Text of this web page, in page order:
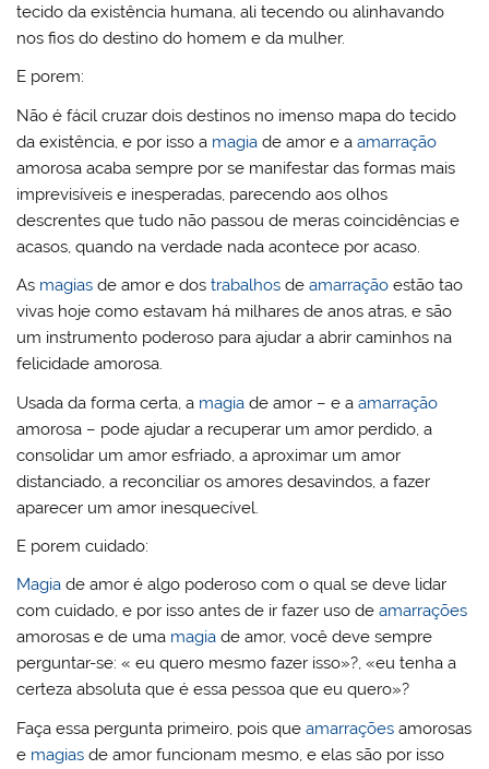
tecido da existência humana, ali tecendo ou alinhavando
nos fios do destino do homem e da mulher.
E porem:
Não é fácil cruzar dois destinos no imenso mapa do tecido
da existência, e por isso a magia de amor e aamarração
amorosa acaba sempre por se manifestar das formas mais
imprevisíveis e inesperadas, parecendo aos olhos
descrentes que tudo não passou de meras coincidências e
acasos, quando na verdade nada acontece por acaso.
As magias de amor e dostrabalhos deamarração estão tao
vivas hoje como estavam há milhares de anos atras, e são
um instrumento poderoso para ajudar a abrir caminhos na
felicidade amorosa.
Usada da forma certa, a magia de amor – e aamarração
amorosa – pode ajudar a recuperar um amor perdido, a
consolidar um amor esfriado, a aproximar um amor
distanciado, a reconciliar os amores desavindos, a fazer
aparecer um amor inesquecível.
E porem cuidado:
Magia de amor é algo poderoso com o qual se deve lidar
com cuidado, e por isso antes de ir fazer uso deamarrações
amorosas e de uma magia de amor, você deve sempre
perguntar-se: « eu quero mesmo fazer isso»?, «eu tenha a
certeza absoluta que é essa pessoa que eu quero»?
Faça essa pergunta primeiro, pois queamarrações amorosas
e magias de amor funcionam mesmo, e elas são por isso